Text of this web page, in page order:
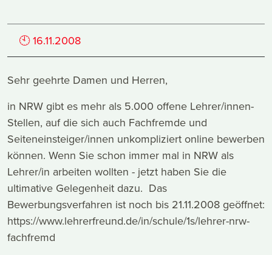
🕙16.11.2008
Sehr geehrte Damen und Herren,
in NRW gibt es mehr als 5.000 offene Lehrer/innen-
Stellen, auf die sich auch Fachfremde und
Seiteneinsteiger/innen unkompliziert online bewerben
können. Wenn Sie schon immer mal in NRW als
Lehrer/in arbeiten wollten - jetzt haben Sie die
ultimative Gelegenheit dazu. Das
Bewerbungsverfahren ist noch bis 21.11.2008 geöffnet:
https://www.lehrerfreund.de/in/schule/1s/lehrer-nrw-
fachfremd